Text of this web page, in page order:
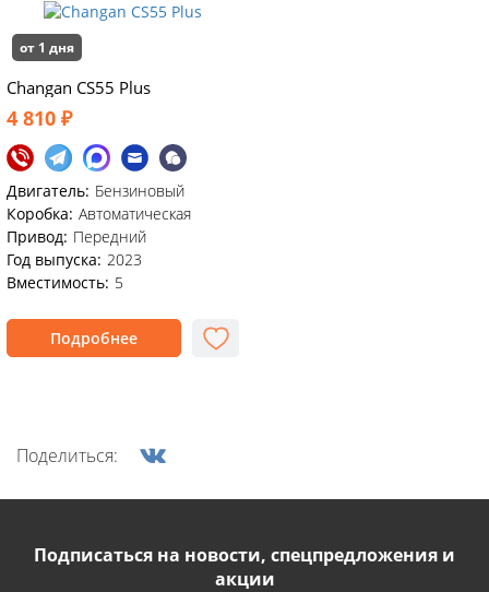
от 1 дня
Changan CS55 Plus
4 810 ₽
Двигатель: Бензиновый
Коробка: Автоматическая
Привод: Передний
Год выпуска: 2023
Вместимость: 5
Подробнее
Поделиться:
Подписаться на новости, спецпредложения и
акции